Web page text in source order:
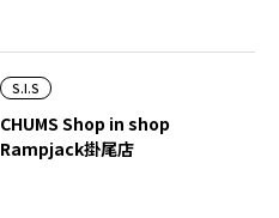
S.I.S
CHUMS Shop in shop
Rampjack掛尾店